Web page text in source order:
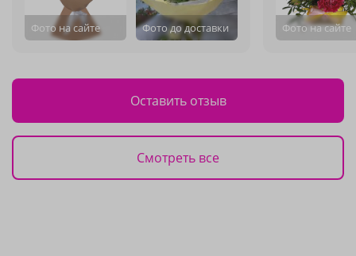
Фото на сайте Фото до доставки Фото на сайте
Оставить отзыв
Смотреть все